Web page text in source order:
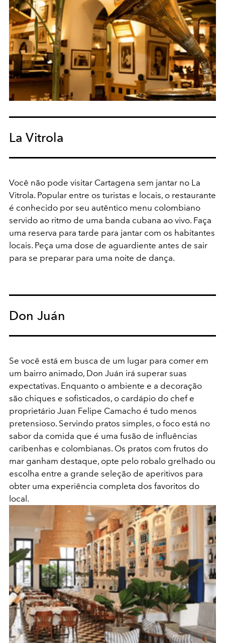
La Vitrola
Você não pode visitar Cartagena sem jantar no La
Vitrola. Popular entre os turistas e locais, o restaurante
é conhecido por seu autêntico menu colombiano
servido ao ritmo de uma banda cubana ao vivo. Faça
uma reserva para tarde para jantar com os habitantes
locais. Peça uma dose de aguardiente antes de sair
para se preparar para uma noite de dança.
Don Juán
Se você está em busca de um lugar para comer em
um bairro animado, Don Juán irá superar suas
expectativas. Enquanto o ambiente e a decoração
são chiques e sofisticados, o cardápio do chef e
proprietário Juan Felipe Camacho é tudo menos
pretensioso. Servindo pratos simples, o foco está no
sabor da comida que é uma fusão de influências
caribenhas e colombianas. Os pratos com frutos do
mar ganham destaque, opte pelo robalo grelhado ou
escolha entre a grande seleção de aperitivos para
obter uma experiência completa dos favoritos do
local.